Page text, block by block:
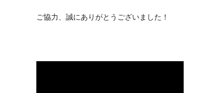
ご協力、誠にありがとうございました！